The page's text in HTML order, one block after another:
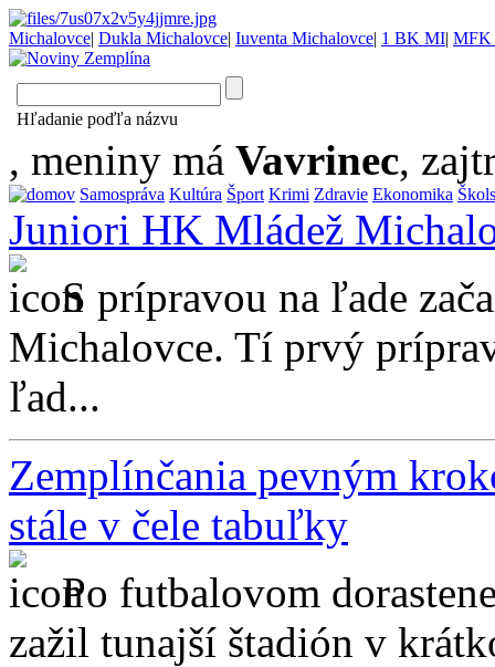
Michalovce| Dukla Michalovce| Iuventa Michalovce| 1 BK MI| MFK
Hľadanie poďľa názvu
, meniny má Vavrinec,
Samospráva Kultúra Šport Krimi Zdravie Ekonomika
Juniori HK Mládež
S prípravou na ľade
Michalovce. Tí prvý
ľad...
Zemplínčania pevným
stále v čele tabuľky
Po futbalovom
zažil tunajší štadión v